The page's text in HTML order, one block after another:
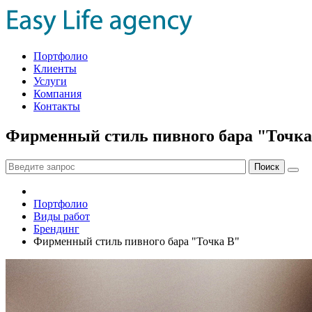
Портфолио
Клиенты
Услуги
Компания
Контакты
Фирменный стиль пивного бара
Портфолио
Виды работ
Брендинг
Фирменный стиль пивного бара "Точка B"